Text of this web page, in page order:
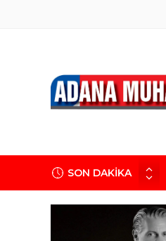
SON DAKİKA